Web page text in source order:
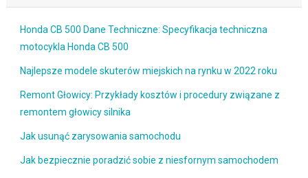
Honda CB 500 Dane Techniczne: Specyfikacja techniczna
motocykla Honda CB 500
Najlepsze modele skuterów miejskich na rynku w 2022 roku
Remont Głowicy: Przykłady kosztów i procedury związane z
remontem głowicy silnika
Jak usunąć zarysowania samochodu
Jak bezpiecznie poradzić sobie z niesfornym samochodem